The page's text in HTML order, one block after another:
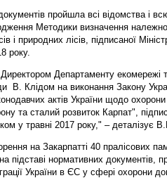
пройшла всі відомства і
Методики визначення
і природних лісів, підписаної
року.
Департаменту екомережі
В. Клідом на виконання Закону
актів України щодо охорони
та сталий розвиток Карпат",
у травні 2017 року," – деталізує
на Закарпатті 40 пралісових
підставі нормативних документів,
України в ЄС у сфері охорони